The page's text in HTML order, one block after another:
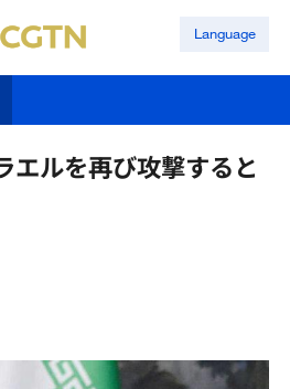
Language
エルを再び攻撃すると